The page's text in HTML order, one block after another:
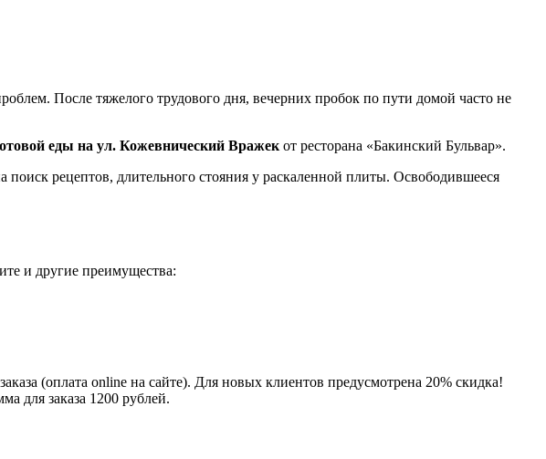
После тяжелого трудового дня, вечерних пробок по пути домой часто не
еды на ул. Кожевнический Вражек от ресторана «Бакинский Бульвар».
рецептов, длительного стояния у раскаленной плиты. Освободившееся
и другие преимущества:
(оплата online на сайте). Для новых клиентов предусмотрена 20% скидка!
для заказа 1200 рублей.